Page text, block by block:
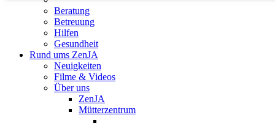
Beratung
Betreuung
Hilfen
Gesundheit
Rund ums ZenJA
Neuigkeiten
Filme & Videos
Über uns
ZenJA
Mütterzentrum